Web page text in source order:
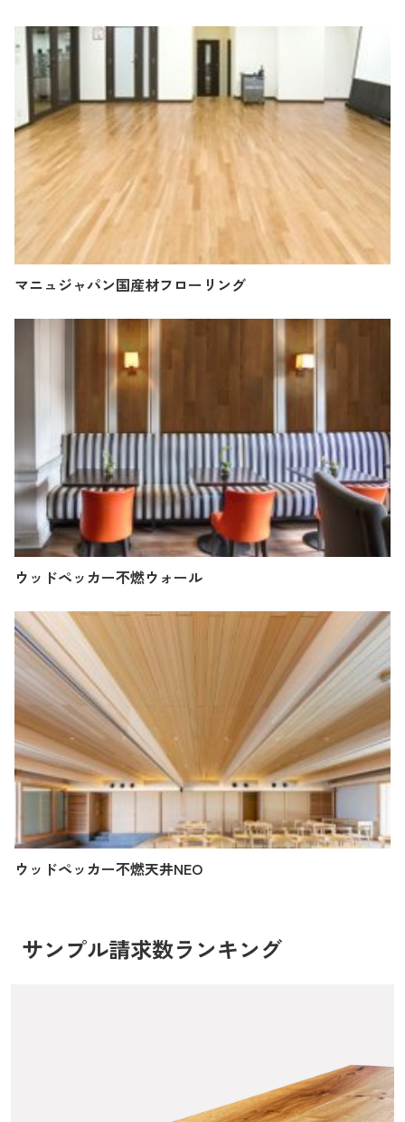
マニュジャパン国産材フローリング
ウッドペッカー不燃ウォール
ウッドペッカー不燃天井NEO
サンプル請求数ランキング